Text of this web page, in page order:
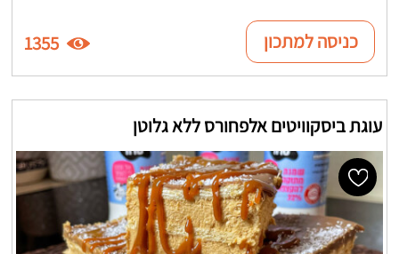
כניסה למתכון 1355
עוגת ביסקוויטים אלפחורס ללא גלוטן